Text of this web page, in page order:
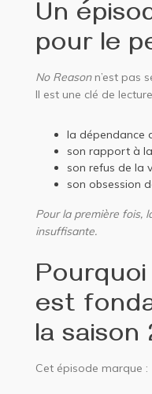
Un
pour le
No Reasonn’est pas
Il est une clé de
la dépendance
son rapport à
son refus de la
son obsession
Pour la première fois,
insuffisante.
est
la saison
Cet épisode marque :